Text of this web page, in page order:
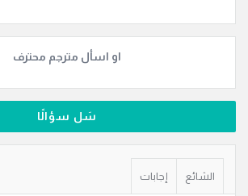
او اسأل مترجم محترف
سَل سؤالًا
الشائع إجابات